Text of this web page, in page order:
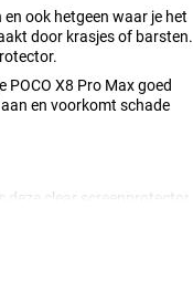
ook hetgeen waar je het
door krasjes of barsten.
X8 Pro Max goed
en voorkomt schade
deze clear screenprotector
tegen vuil, stof en